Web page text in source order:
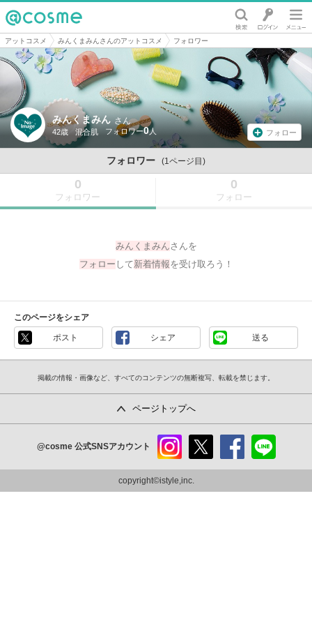
@cosme
アットコスメ みんくまみんさんのアットコスメ フォロワー
みんくまみん さん
42歳 混合肌 0 フォロー
フォロワー (1ページ目)
0
フォロワー
0
フォロー
みんくまみんさんを
フォロー して新着情報を受け取ろう！
このページをシェア
ポスト シェア 送る
掲載の情報・画像など、すべてのコンテンツの無断複写、転載を禁じます。
ページトップへ
@cosme 公式SNSアカウント
ram
copyright©istyle,inc.